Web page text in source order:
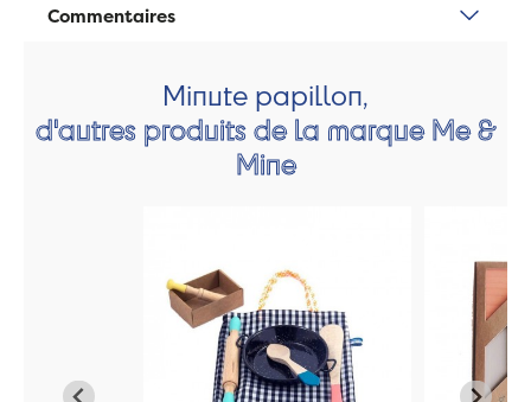
Commentaires
Minute papillon,
d'autres produits de la marque Me &
Mine